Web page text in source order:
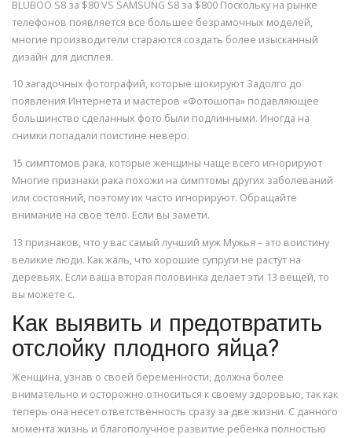
BLUBOO S8 за $80 VS SAMSUNG S8 за $800 Поскольку на рынке
телефонов появляется все большее безрамочных моделей,
многие производители стараются создать более изысканный
дизайн для дисплея.
10 загадочных фотографий, которые шокируют Задолго до
появления Интернета и мастеров «Фотошопа» подавляющее
большинство сделанных фото были подлинными. Иногда на
снимки попадали поистине неверо.
15 симптомов рака, которые женщины чаще всего игнорируют
Многие признаки рака похожи на симптомы других заболеваний
или состояний, поэтому их часто игнорируют. Обращайте
внимание на свое тело. Если вы замети.
13 признаков, что у вас самый лучший муж Мужья – это воистину
великие люди. Как жаль, что хорошие супруги не растут на
деревьях. Если ваша вторая половинка делает эти 13 вещей, то
вы можете с.
Как выявить и предотвратить
отслойку плодного яйца?
Женщина, узнав о своей беременности, должна более
внимательно и осторожно относиться к своему здоровью, так как
теперь она несет ответственность сразу за две жизни. С данного
момента жизнь и благополучное развитие ребенка полностью